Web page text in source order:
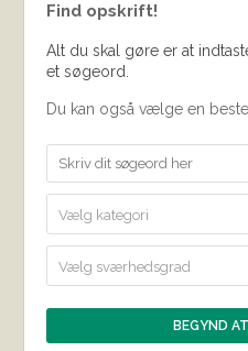
Find opskrift!
Alt du skal gøre er at
et søgeord.
Du kan også vælge en
Vælg kategori
Vælg sværhedsgrad